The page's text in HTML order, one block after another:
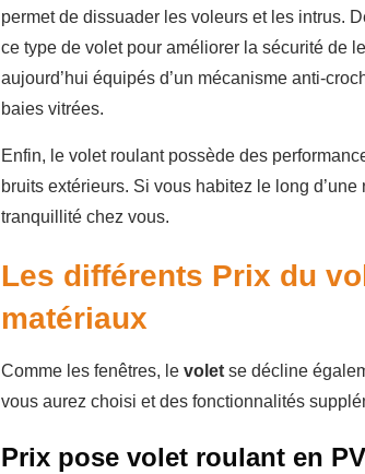
permet de dissuader les voleurs et les intrus.
ce type de volet pour améliorer la sécurité de
aujourd’hui équipés d’un mécanisme anti-
baies vitrées.
Enfin, le volet roulant possède des
bruits extérieurs. Si vous habitez le long
tranquillité chez vous.
Les différents Prix du
matériaux
Comme les fenêtres, le volet se décline
vous aurez choisi et des fonctionnalités
Prix pose volet roulant en